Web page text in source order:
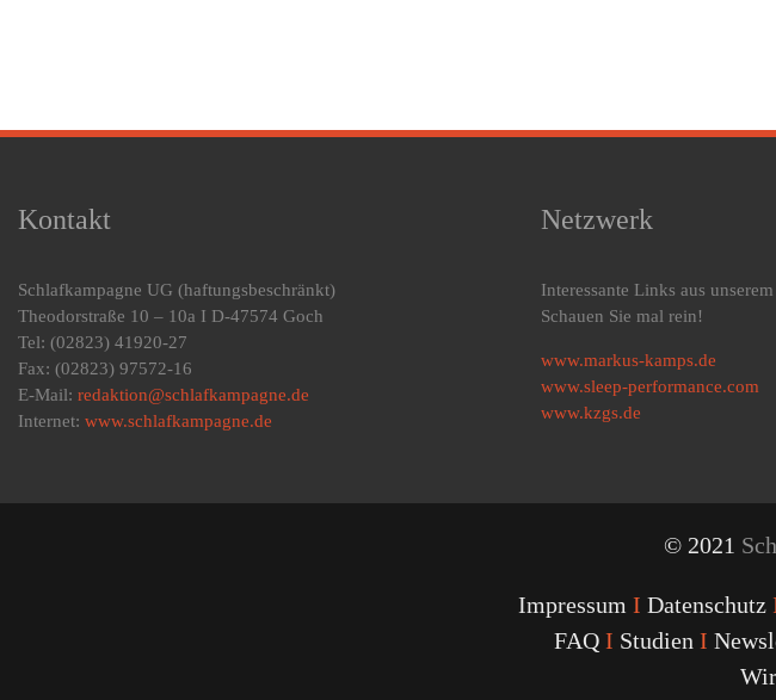
Kontakt
Schlafkampagne UG (haftungsbeschränkt)
Theodorstraße 10 – 10a I D-47574 Goch
Tel: (02823) 41920-27
Fax: (02823) 97572-16
E-Mail: redaktion@schlafkampagne.de
Internet: www.schlafkampagne.de
Netzwerk
Interessante Links aus
Schauen Sie mal rein!
www.markus-kamps.de
www.sleep-performance.com
www.kzgs.de
© 2021
Impressum I Datenschutz
FAQ I Studien I